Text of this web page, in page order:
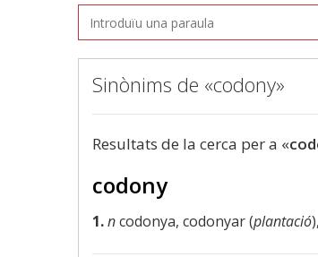
Sinònims de «codony»
Resultats de la cerca per a «
codony
1.ncodonya, codonyar (plantació